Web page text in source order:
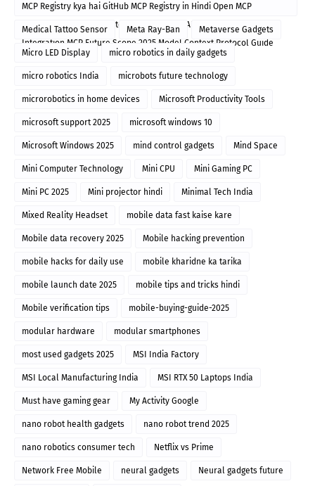
MCP Registry kya hai GitHub MCP Registry in Hindi Open MCP
Discovery Hindi MCP Protocol explanation AI Model Server
Integration MCP Future Scope 2025 Model Context Protocol Guide
Medical Tattoo Sensor Meta Ray-Ban Metaverse Gadgets
Micro LED Display micro robotics in daily gadgets
micro robotics India microbots future technology
microrobotics in home devices Microsoft Productivity Tools
microsoft support 2025 microsoft windows 10
Microsoft Windows 2025 mind control gadgets Mind Space
Mini Computer Technology Mini CPU Mini Gaming PC
Mini PC 2025 Mini projector hindi Minimal Tech India
Mixed Reality Headset mobile data fast kaise kare
Mobile data recovery 2025 Mobile hacking prevention
mobile hacks for daily use mobile kharidne ka tarika
mobile launch date 2025 mobile tips and tricks hindi
Mobile verification tips mobile-buying-guide-2025
modular hardware modular smartphones
most used gadgets 2025 MSI India Factory
MSI Local Manufacturing India MSI RTX 50 Laptops India
Must have gaming gear My Activity Google
nano robot health gadgets nano robot trend 2025
nano robotics consumer tech Netflix vs Prime
Network Free Mobile neural gadgets Neural gadgets future